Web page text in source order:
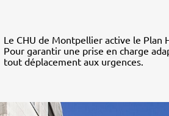
Le CHU de Montpellier active le Plan
Pour garantir une prise en charge
tout déplacement aux urgences.